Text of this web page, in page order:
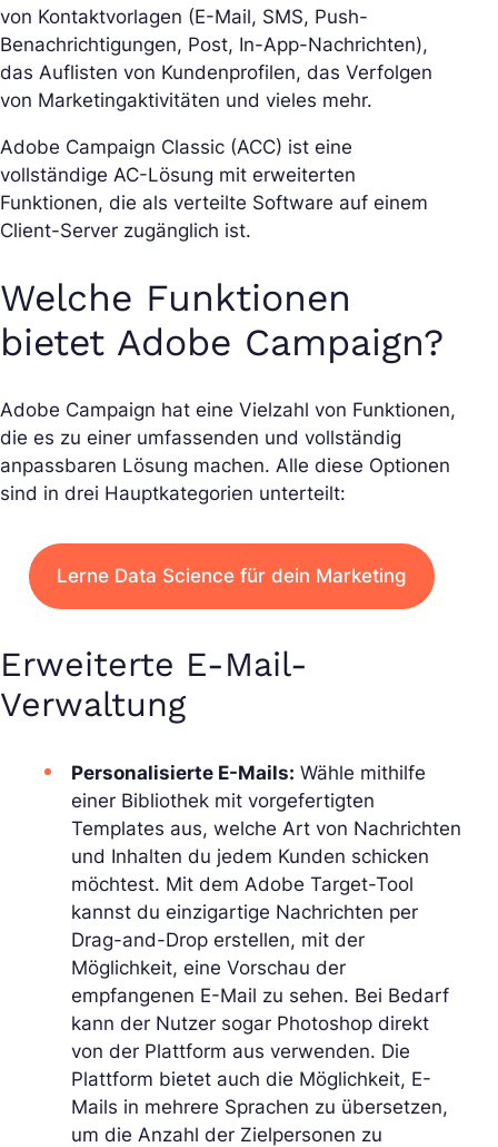
von Kontaktvorlagen (E-Mail, SMS, Push-
Benachrichtigungen, Post, In-App-Nachrichten),
das Auflisten von Kundenprofilen, das Verfolgen
von Marketingaktivitäten und vieles mehr.
Adobe Campaign Classic (ACC) ist eine
vollständige AC-Lösung mit erweiterten
Funktionen, die als verteilte Software auf einem
Client-Server zugänglich ist.
Welche Funktionen
bietet Adobe Campaign?
Adobe Campaign hat eine Vielzahl von Funktionen,
die es zu einer umfassenden und vollständig
anpassbaren Lösung machen. Alle diese Optionen
sind in drei Hauptkategorien unterteilt:
Lerne Data Science für dein Marketing
Erweiterte E-Mail-
Verwaltung
Personalisierte E-Mails: Wähle mithilfe
einer Bibliothek mit vorgefertigten
Templates aus, welche Art von Nachrichten
und Inhalten du jedem Kunden schicken
möchtest. Mit dem Adobe Target-Tool
kannst du einzigartige Nachrichten per
Drag-and-Drop erstellen, mit der
Möglichkeit, eine Vorschau der
empfangenen E-Mail zu sehen. Bei Bedarf
kann der Nutzer sogar Photoshop direkt
von der Plattform aus verwenden. Die
Plattform bietet auch die Möglichkeit, E-
Mails in mehrere Sprachen zu übersetzen,
um die Anzahl der Zielpersonen zu